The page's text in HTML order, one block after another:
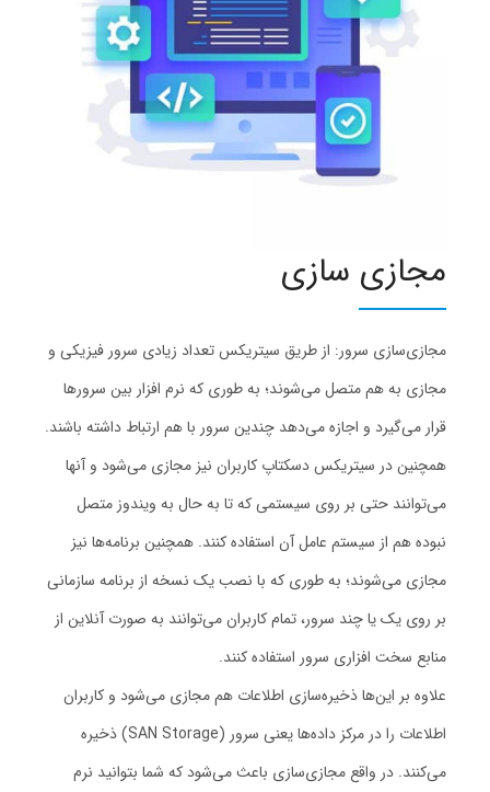
مجازی سازی
مجازی‌سازی سرور: از طریق سیتریکس تعداد زیادی سرور فیزیکی و
مجازی به هم متصل می‌شوند؛ به طوری که نرم افزار بین سرورها
قرار می‌گیرد و اجازه می‌دهد چندین سرور با هم ارتباط داشته باشند.
همچنین در سیتریکس دسکتاپ‌ کاربران نیز مجازی می‌شود و آنها
می‌توانند حتی بر روی سیستمی که تا به حال به ویندوز متصل
نبوده هم از سیستم عامل آن استفاده کنند. همچنین برنامه‌ها نیز
مجازی می‌شوند؛ به طوری که با نصب یک نسخه از برنامه سازمانی
بر روی یک یا چند سرور، تمام کاربران می‌توانند به صورت آنلاین از
منابع سخت افزاری سرور استفاده کنند.
علاوه بر این‌ها ذخیره‌سازی اطلاعات هم مجازی می‌شود و کاربران
اطلاعات را در مرکز داده‌ها یعنی سرور (SAN Storage) ذخیره
می‌کنند. در واقع مجازی‌سازی باعث می‌شود که شما بتوانید نرم